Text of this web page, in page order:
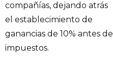
compañías, dejando atrás
el establecimiento de
ganancias de 10% antes de
impuestos.